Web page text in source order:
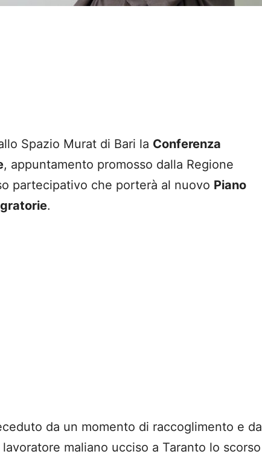
Spazio Murat di Bari la Conferenza
, appuntamento promosso dalla Regione
partecipativo che porterà al nuovo Piano
.
da un momento di raccoglimento e da
maliano ucciso a Taranto lo scorso